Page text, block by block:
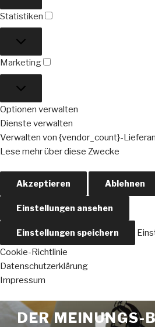
Statistiken
Marketing
Optionen verwalten
Dienste verwalten
Verwalten von {vendor_count}-
Lese mehr über diese Zwecke
Akzeptieren Ablehnen
Einstellungen ansehen
Einstellungen speichern
Cookie-Richtlinie
Datenschutzerklärung
Impressum
Zum
InhaltDER MEINUNGS-